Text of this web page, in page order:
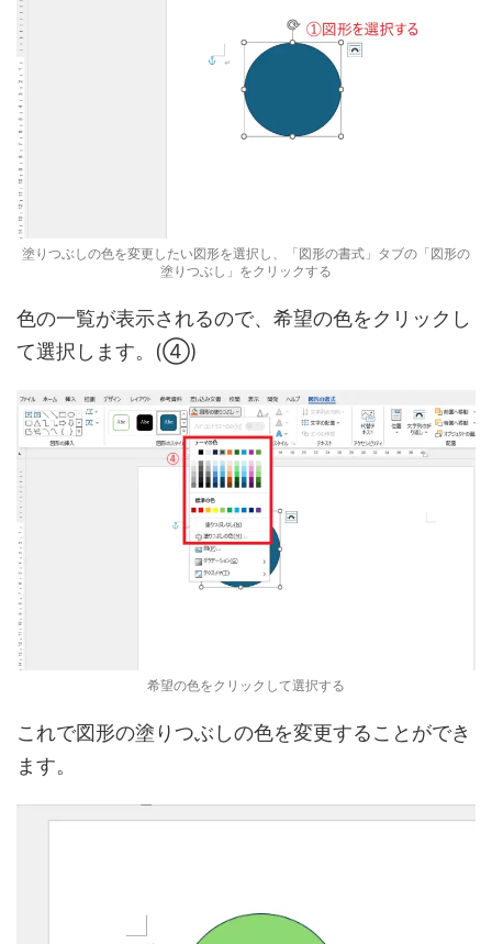
塗りつぶしの色を変更したい図形を選択し、「図形の書式」タブの「図形の
塗りつぶし」をクリックする
色の一覧が表示されるので、希望の色をクリックし
て選択します。(④)
希望の色をクリックして選択する
これで図形の塗りつぶしの色を変更することができ
ます。